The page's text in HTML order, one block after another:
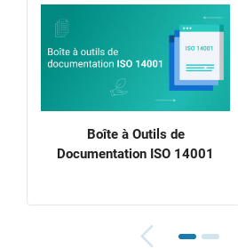
Boîte à Outils de
Documentation ISO 14001